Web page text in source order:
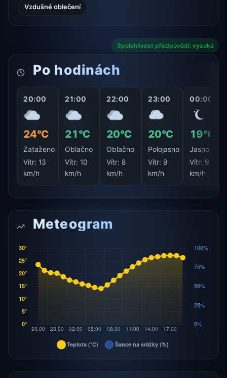
Vzdušné oblečení
Spolehlivost předpovědi: vysoká
Po hodinách
20:00
24°C
Zataženo
Vítr: 13
km/h
21:00
21°C
Oblačno
Vítr: 10
km/h
22:00
20°C
Oblačno
Vítr: 8
km/h
23:00
20°C
Polojasno
Vítr: 9
km/h
00:00
19°C
Jasno
Vítr: 9
km/h
Meteogram